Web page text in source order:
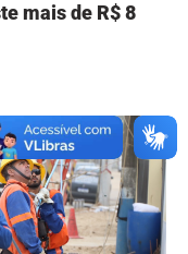
mais de R$ 8